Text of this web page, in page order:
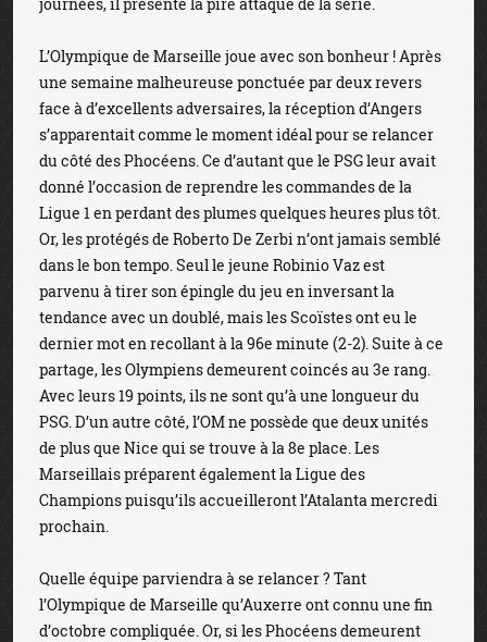
L’Olympique de Marseille joue avec son bonheur ! Après
une semaine malheureuse ponctuée par deux revers
face à d’excellents adversaires, la réception d’Angers
s’apparentait comme le moment idéal pour se relancer
du côté des Phocéens. Ce d’autant que le PSG leur avait
donné l’occasion de reprendre les commandes de la
Ligue 1 en perdant des plumes quelques heures plus tôt.
Or, les protégés de Roberto De Zerbi n’ont jamais semblé
dans le bon tempo. Seul le jeune Robinio Vaz est
parvenu à tirer son épingle du jeu en inversant la
tendance avec un doublé, mais les Scoïstes ont eu le
dernier mot en recollant à la 96e minute (2-2). Suite à ce
partage, les Olympiens demeurent coincés au 3e rang.
Avec leurs 19 points, ils ne sont qu’à une longueur du
PSG. D’un autre côté, l’OM ne possède que deux unités
de plus que Nice qui se trouve à la 8e place. Les
Marseillais préparent également la Ligue des
Champions puisqu’ils accueilleront l’Atalanta mercredi
prochain.
Quelle équipe parviendra à se relancer ? Tant
l’Olympique de Marseille qu’Auxerre ont connu une fin
d’octobre compliquée. Or, si les Phocéens demeurent